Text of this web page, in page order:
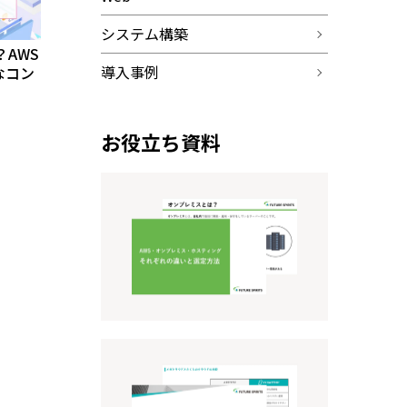
AWS
コン
システム構築
導入事例
お役立ち資料